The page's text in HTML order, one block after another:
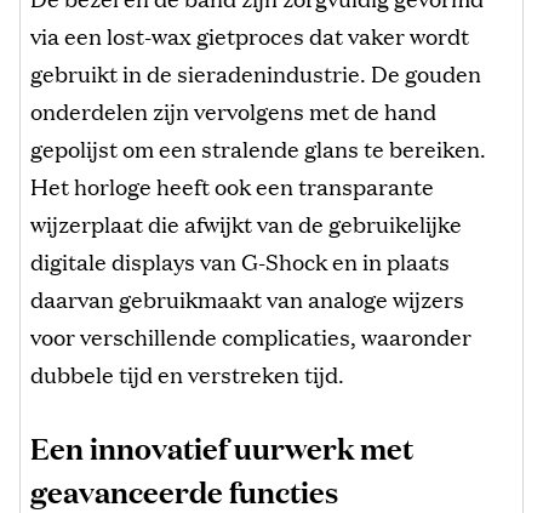
via een lost-wax gietproces dat vaker wordt
gebruikt in de sieradenindustrie. De gouden
onderdelen zijn vervolgens met de hand
gepolijst om een stralende glans te bereiken.
Het horloge heeft ook een transparante
wijzerplaat die afwijkt van de gebruikelijke
digitale displays van G-Shock en in plaats
daarvan gebruikmaakt van analoge wijzers
voor verschillende complicaties, waaronder
dubbele tijd en verstreken tijd.
Een innovatief uurwerk met
geavanceerde functies